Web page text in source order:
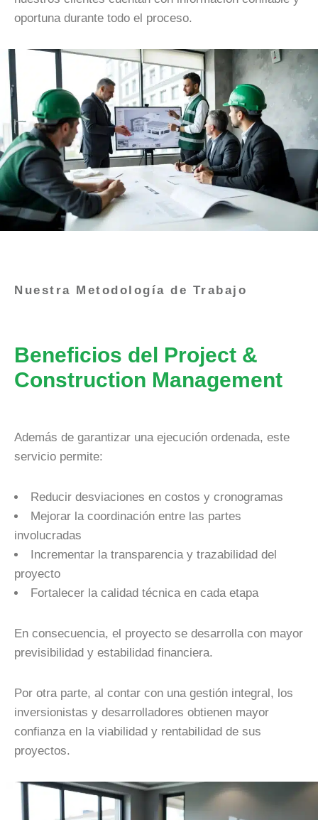
oportuna durante todo el proceso.
Nuestra Metodología de Trabajo
Beneficios del Project &
Construction Management
Además de garantizar una ejecución ordenada, este
servicio permite:
Reducir desviaciones en costos y cronogramas
Mejorar la coordinación entre las partes
involucradas
Incrementar la transparencia y trazabilidad del
proyecto
Fortalecer la calidad técnica en cada etapa
En consecuencia, el proyecto se desarrolla con mayor
previsibilidad y estabilidad financiera.
Por otra parte, al contar con una gestión integral, los
inversionistas y desarrolladores obtienen mayor
confianza en la viabilidad y rentabilidad de sus
proyectos.